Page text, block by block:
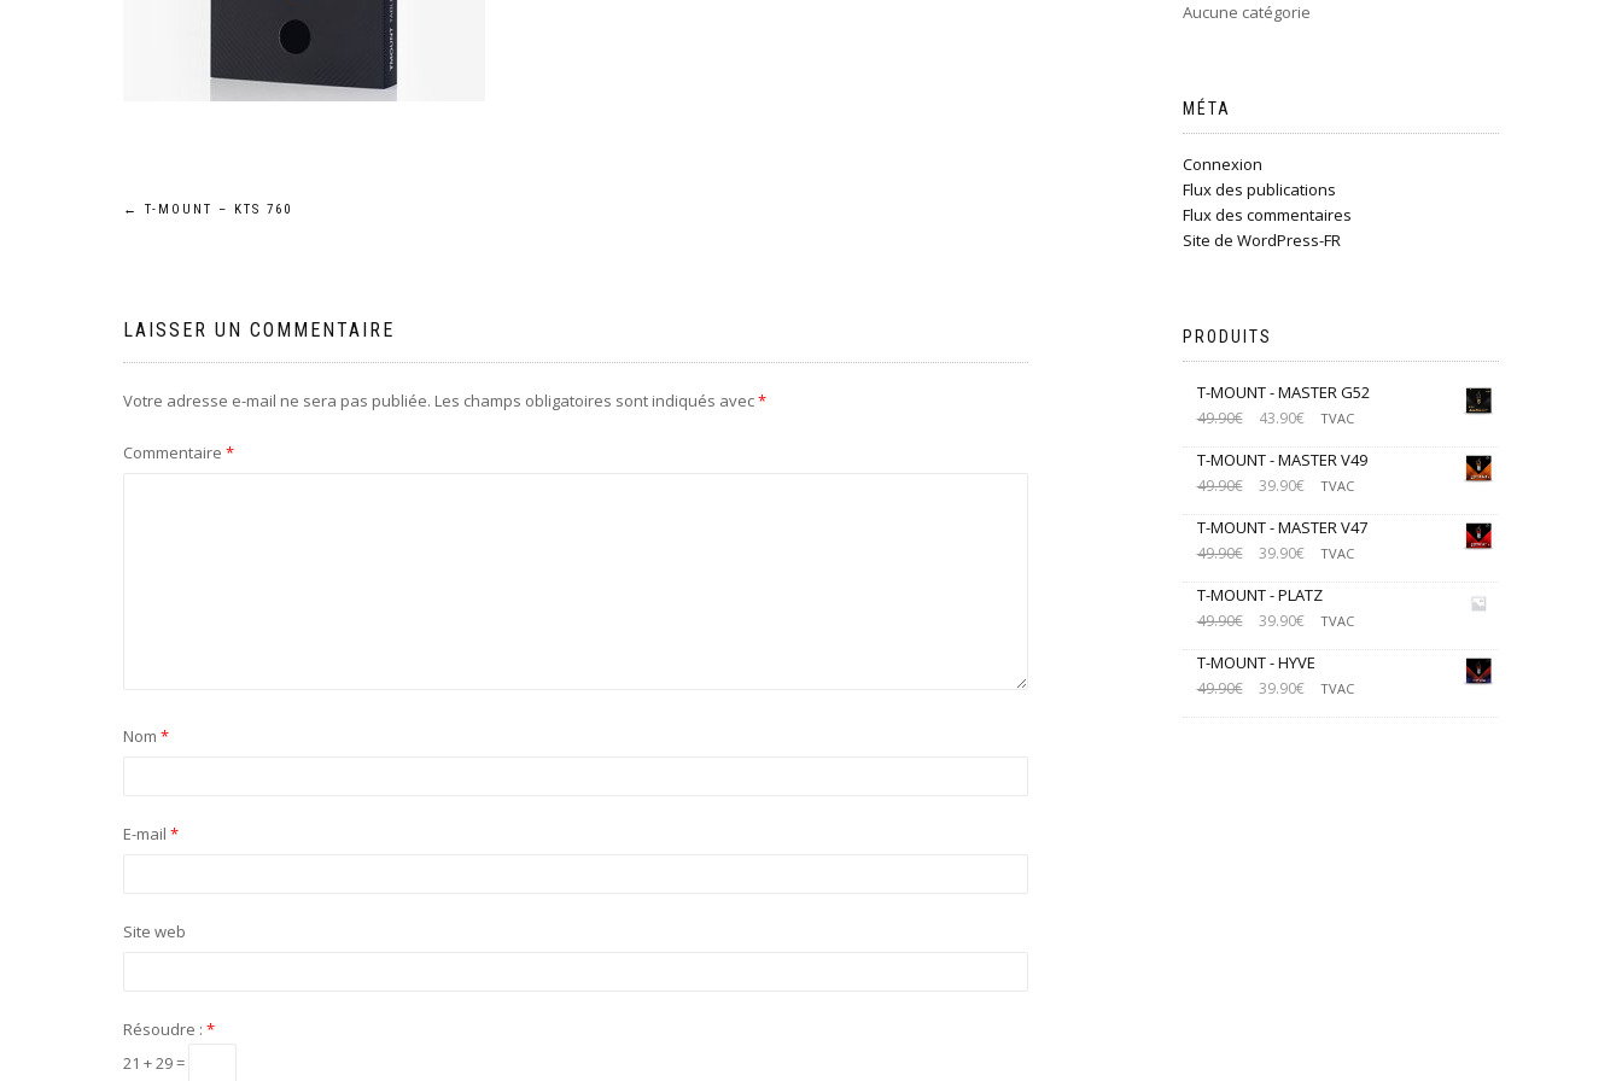
Navigation
l’article
← T-MOUNT – KTS 760
LAISSER UN COMMENTAIRE
Votre adresse e-mail ne sera pas publiée. Les champs obligatoires sont indiqués avec*
Commentaire *
Nom *
E-mail *
Site web
Résoudre : *
21 + 29 =
Aucune catégorie
MÉTA
Connexion
Flux des publications
Flux des commentaires
Site de WordPress-FR
PRODUITS
T-MOUNT - MASTER G52
49.90€ 43.90€ TVAC
T-MOUNT - MASTER V49
49.90€ 39.90€ TVAC
T-MOUNT - MASTER V47
49.90€ 39.90€ TVAC
T-MOUNT - PLATZ
49.90€ 39.90€ TVAC
T-MOUNT - HYVE
49.90€ 39.90€ TVAC